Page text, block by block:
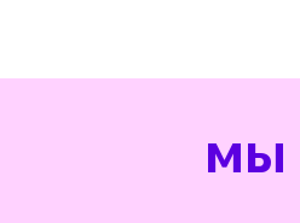
2 недель
фичеры на главной